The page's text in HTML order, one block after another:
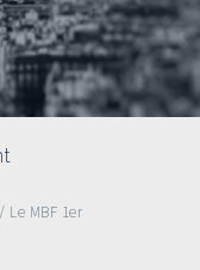
/ Le MBF 1er